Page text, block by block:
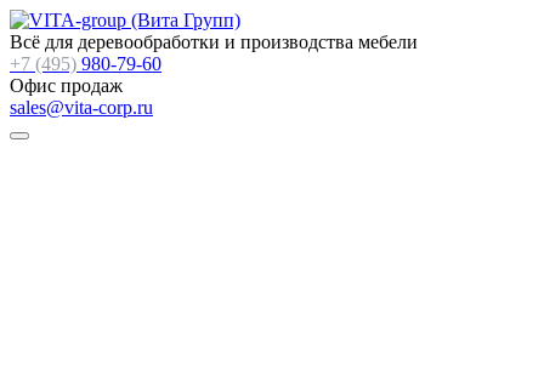
Всё для деревообработки и производства мебели
+7 (495) 980-79-60
Офис продаж
sales@vita-corp.ru